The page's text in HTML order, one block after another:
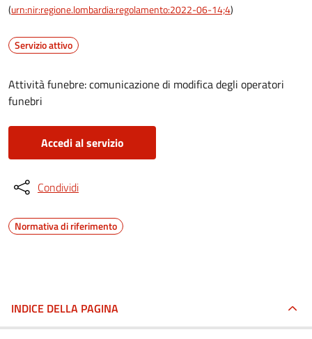
(urn:nir:regione.lombardia:regolamento:2022-06-14;4)
Servizio attivo
Attività funebre: comunicazione di modifica degli operatori
funebri
Accedi al servizio
Condividi
Normativa di riferimento
INDICE DELLA PAGINA